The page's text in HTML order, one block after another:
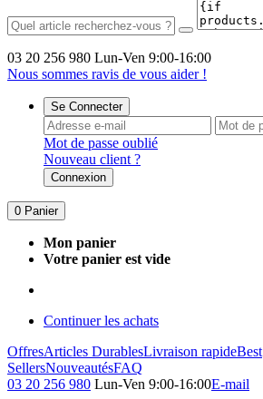
03 20 256 980 Lun-Ven 9:00-16:00
Nous sommes ravis de vous aider !
Se Connecter
Mot de passe oublié
Nouveau client ?
Connexion
0 Panier
Mon panier
Votre panier est vide
Continuer les achats
OffresArticles DurablesLivraison rapideBest
SellersNouveautésFAQ
03 20 256 980 Lun-Ven 9:00-16:00E-mail